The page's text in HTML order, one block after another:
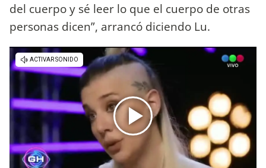
del cuerpo y sé leer lo que el cuerpo de otras
personas dicen”, arrancó diciendo Lu.